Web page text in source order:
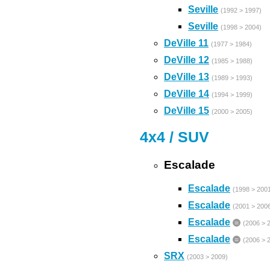
Seville (1992 > 1997)
Seville (1998 > 2004)
DeVille 11 (1977 > 1984)
DeVille 12 (1985 > 1988)
DeVille 13 (1989 > 1993)
DeVille 14 (1994 > 1999)
DeVille 15 (2000 > 2005)
4x4 / SUV
Escalade
Escalade (1998 >
Escalade (2001 >
Escalade = (2006 >
Escalade = (2006 >
SRX (2003 > 2009)